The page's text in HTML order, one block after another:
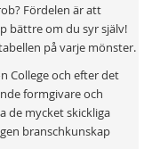
Fördelen är att
bättre om du syr själv!
på varje mönster.
College och efter det
formgivare och
de mycket skickliga
branschkunskap